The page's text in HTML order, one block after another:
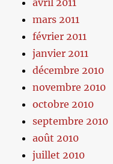
avril 2011
mars 2011
février 2011
janvier 2011
décembre 2010
novembre 2010
octobre 2010
septembre 2010
août 2010
juillet 2010